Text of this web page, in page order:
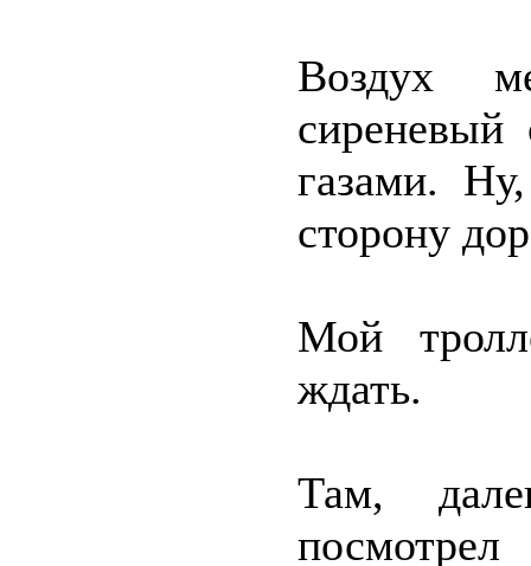
Воздух
газами.
сторону
Мой
ждать.
Там,